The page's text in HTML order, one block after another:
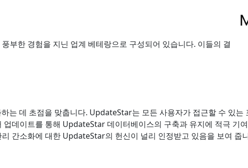
부한 경험을 지닌 업계 베테랑으로 구성되어 있습니다. 이들의 결
는 데 초점을 맞춥니다. UpdateStar는 모든 사용자가 접근할 수 있는
데이트를 통해 UpdateStar 데이터베이스의 구축과 유지에 적극 기
간소화에 대한 UpdateStar의 헌신이 널리 인정받고 있음을 보여 줍